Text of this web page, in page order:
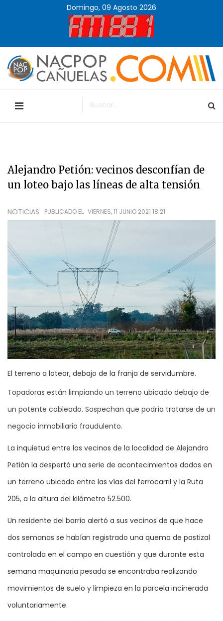
Domingo, 09 Agosto 2026
Alejandro Petión: vecinos desconfían de
un loteo bajo las líneas de alta tensión
NOTICIAS PUBLICADO EL VIERNES, 11 JUNIO 2021 18:21
El terreno a lotear, debajo de la franja de servidumbre.
Topadoras están limpiando un terreno ubicado debajo de
un potente cableado. Sospechan que podría tratarse de un
negocio inmobiliario fraudulento.
La inquietud entre los vecinos de la localidad de Alejandro
Petión la despertó una serie de acontecimientos dados en
un terreno ubicado entre las vías del ferrocarril y la Ruta
205, a la altura del kilómetro 52.500.
Un residente del barrio alertó a sus vecinos de que hace
dos semanas se habían registrado una quema de pastizal
controlada en el campo en cuestión y que durante esta
semana maquinaria pesada se encontraba realizando
movimientos de suelo y limpieza en la parcela incinerada
voluntariamente.